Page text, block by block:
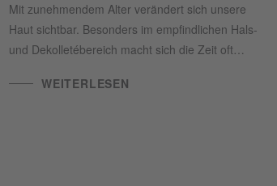
Mit zunehmendem Alter verändert sich unsere
Haut sichtbar. Besonders im empfindlichen Hals-
und Dekolletébereich macht sich die Zeit oft
an Elastizität und Feuchtigkeit – und es
WEITERLESEN